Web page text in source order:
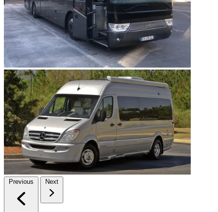
Previous Next